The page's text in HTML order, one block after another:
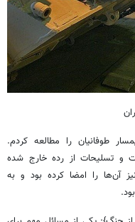
طوفانیان را مطالعه کردم.
و تسلیحات از رده خارج شده
آن‌ها را امضا کرده بود و به